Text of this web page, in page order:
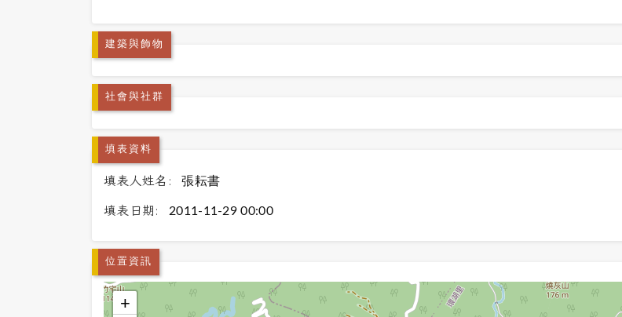
建築與飾物
社會與社群
填表資料
填表人姓名: 張耘書
填表日期: 2011-11-29 00:00
位置資訊
+